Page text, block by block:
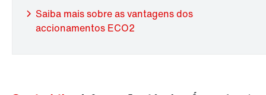
Adaptadores
Saiba mais sobre as vantagens dos
accionamentos ECO2